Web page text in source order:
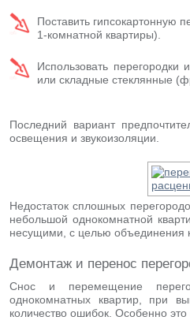
Поставить гипсокартонную
1-комнатной квартиры).
Использовать перегородки
или складные стеклянные
Последний вариант
освещения и звукоизоляции.
Недостаток сплошных
небольшой однокомнатной
несущими, с целью объединения
Демонтаж и перенос
Снос и перемещение
однокомнатных квартир, при
количество ошибок. Особенно